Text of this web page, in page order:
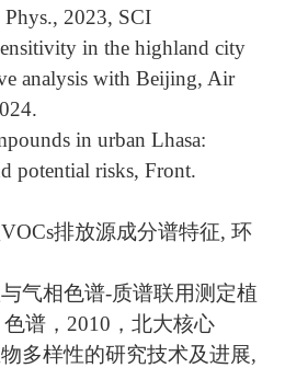
2023, SCI
in the highland city
analysis with Beijing, Air
in urban Lhasa:
potential risks, Front.
VOCs排放源成分谱特征, 环
气相色谱-质谱联用测定植
色谱 ， 2010 ，北大核心
多样性的研究技术及进展,